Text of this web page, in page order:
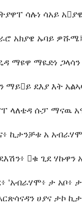
ሳሉነ ሳአይ
አክያዌ ኡባይ
ማዩዋ ማዪድነ
ማይይ ደእያ እት
ላለቴዳ ሱፓ ማናዉ
ኪታንቻቱ አ
ቁ ጊደ ሃኩዋን
‘አብራሃሞ፥ ታ
ሀያና ታኮ